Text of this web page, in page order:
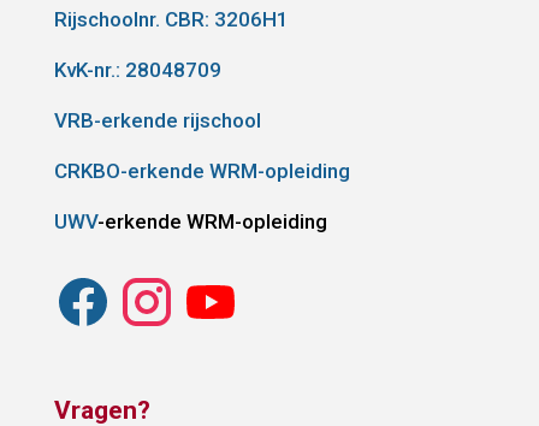
Rijschoolnr. CBR: 3206H1
KvK-nr.: 28048709
VRB-erkende rijschool
CRKBO-erkende WRM-opleiding
UWV-erkende WRM-opleiding
Vragen?